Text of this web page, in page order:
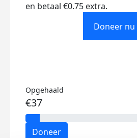
en betaal €0.75 extra.
Doneer nu
Opgehaald
€37
Doneer